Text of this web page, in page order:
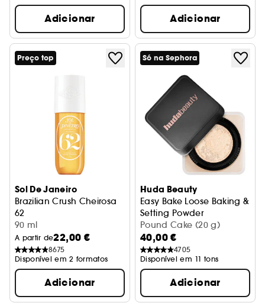
Adicionar Adicionar
Preço top
Sol De Janeiro
Brazilian Crush Cheirosa
62
Bruma Perfumada Corporal
90 ml
A partir de22,00 €
8675
Disponível em 2 formatos
Adicionar
Só na Sephora
Huda Beauty
Easy Bake Loose Baking &
Setting Powder
Pó solto
Pound Cake (20 g)
40,00 €
4705
Disponível em 11 tons
Adicionar